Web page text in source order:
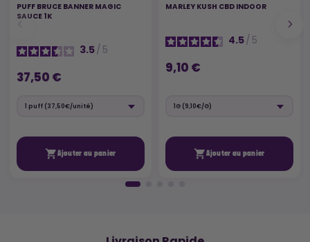
PUFF BRUCE BANNER MAGIC
SAUCE 1K
3.5/ 5
37,50 €
Ajouter au panier
MARLEY KUSH CBD INDOOR
4.5/ 5
9,10 €
Ajouter au panier